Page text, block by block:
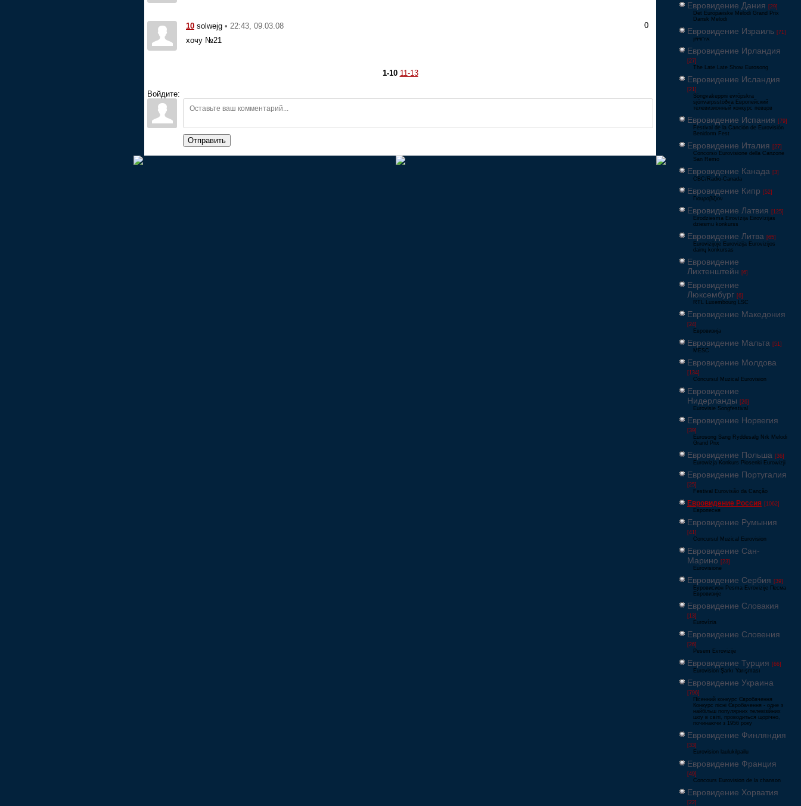
0
10 solwejg • 22:43, 09.03.08
хочу №21
1-10 11-13
Войдите:
Отправить
Евровидение Дания [29]
Det Europæiske Melodi Grand Prix
Dansk Melodi
Евровидение Израиль [71]
‏אירוויזיון
Евровидение Ирландия
[27]
The Late Late Show Eurosong
Евровидение Исландия
[21]
Söngvakeppni evrópskra
sjónvarpsstöðva Европейский
телевизионный конкурс певцов
Евровидение Испания [79]
Festival de la Canción de Eurovisión
Benidorm Fest
Евровидение Италия [27]
Concorso Eurovisione della Canzone
San Remo
Евровидение Канада [3]
CBC/Radio-Canada
Евровидение Кипр [52]
Γιουροβίζιον
Евровидение Латвия [125]
Eirodziesma Eirovīzija Eirovīzijas
dziesmu konkurss
Евровидение Литва [65]
Eurovizijoje Eurovizija Eurovizijos
dainų konkursas
Евровидение
Лихтенштейн [6]
Евровидение
Люксембург [6]
RTL Luxembourg LSC
Евровидение Македония
[24]
Евровизија
Евровидение Мальта [51]
MESC
Евровидение Молдова
[134]
Concursul Muzical Eurovision
Евровидение
Нидерланды [26]
Eurovisie Songfestival
Евровидение Норвегия
[39]
Eurosong Sang Ryddesalg Nrk Melodi
Grand Prix
Евровидение Польша [36]
Eurowizja Konkurs Piosenki Eurowizji
Евровидение Португалия
[25]
Festival Eurovisão da Canção
Евровидение Россия [1062]
Европесня
Евровидение Румыния
[41]
Concursul Muzical Eurovision
Евровидение Сан-
Марино [23]
Eurovisione
Евровидение Сербия [39]
Еуровисион Pesma Evrovizije Песма
Евровизије
Евровидение Словакия
[13]
Eurovízia
Евровидение Словения
[26]
Pesem Evrovizije
Евровидение Турция [66]
Eurovision Şarkı Yarışması
Евровидение Украина
[796]
Пісенний конкурс Євробачення
Конкурс пісні Євробачення - одне з
найбільш популярних телевізійних
шоу в світі, проводиться щорічно,
починаючи з 1956 року
Евровидение Финляндия
[33]
Eurovision laulukilpailu
Евровидение Франция
[49]
Concours Eurovision de la chanson
Евровидение Хорватия
[22]